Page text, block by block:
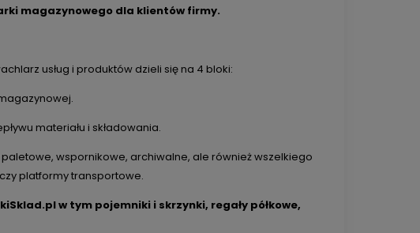
magazynowego dla klientów firmy.
usług i produktów dzieli się na 4 bloki:
materiału i składowania.
wspornikowe, archiwalne, ale również wszelkiego
platformy transportowe.
w tym pojemniki i skrzynki, regały półkowe,